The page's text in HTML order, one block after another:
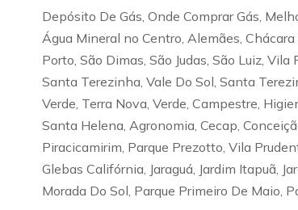
Depósito De Gás, Onde Comprar Gás,
Água Mineral no Centro, Alemães,
Porto, São Dimas, São Judas, São Luiz,
Santa Terezinha, Vale Do Sol, Santa
Verde, Terra Nova, Verde, Campestre,
Santa Helena, Agronomia, Cecap,
Piracicamirim, Parque Prezotto, Vila
Glebas Califórnia, Jaraguá, Jardim Itapuã,
Morada Do Sol, Parque Primeiro De Maio,